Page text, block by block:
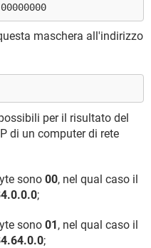
maschera all'indirizzo
per il risultato del
di un computer di rete
sono 00, nel qual caso il
;
sono 01, nel qual caso il
;